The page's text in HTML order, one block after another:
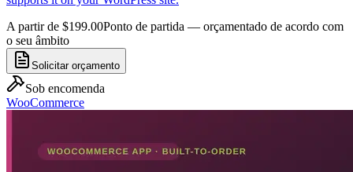
A partir de $199.00Ponto de partida — orçamentado de acordo com
o seu âmbito
Solicitar orçamento
Sob encomenda
WooCommerce